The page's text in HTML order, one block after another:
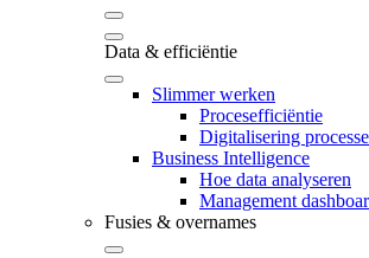
Data & efficiëntie
Slimmer werken
Procesefficiëntie
Digitalisering
Business Intelligence
Hoe data analyseren
Management
Fusies & overnames